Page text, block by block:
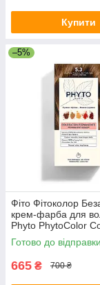
Купити
–5%
Фіто Фітоколор
крем-фарба для
Phyto PhytoColor
Permanente 5.3
шатен золотистий
Готово до відправки
665 ₴ 700 ₴